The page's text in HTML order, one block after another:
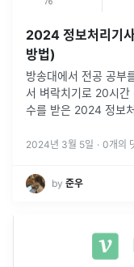
2024 정보처리기
방법)
방송대에서 전공 공부
서 벼락치기로 20시간
수를 받은 2024 정보
었다. 1회...
2024년 3월 5일 · 0개의
by 준우